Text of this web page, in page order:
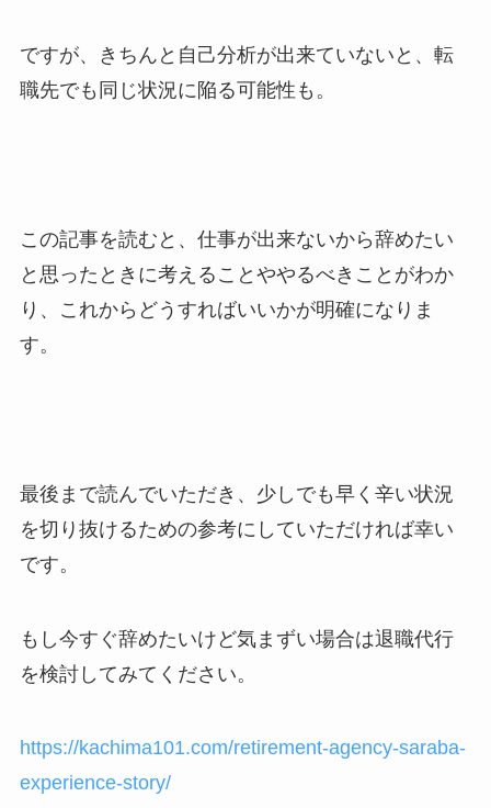
ですが、きちんと自己分析が出来ていないと、転
職先でも同じ状況に陥る可能性も。
この記事を読むと、仕事が出来ないから辞めたい
と思ったときに考えることややるべきことがわか
り、これからどうすればいいかが明確になりま
す。
最後まで読んでいただき、少しでも早く辛い状況
を切り抜けるための参考にしていただければ幸い
です。
もし今すぐ辞めたいけど気まずい場合は退職代行
を検討してみてください。
https://kachima101.com/retirement-agency-saraba-
experience-story/